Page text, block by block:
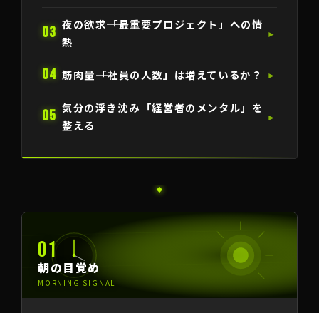
03 夜の欲求――「最重要プロジェクト」への情
熱
►
04 筋肉量――「社員の人数」は増えているか？ ►
05 気分の浮き沈み――「経営者のメンタル」を
整える
►
01
朝の目覚め
MORNING SIGNAL